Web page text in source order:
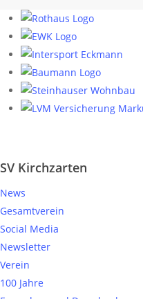
SV Kirchzarten
News
Gesamtverein
Social Media
Newsletter
Verein
100 Jahre